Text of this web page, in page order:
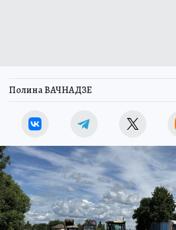
Полина ВАЧНАДЗЕ